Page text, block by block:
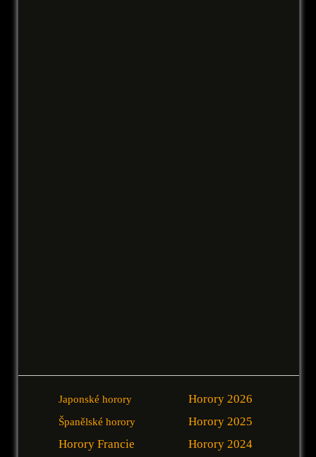
Japonské horory
Španělské horory
Horory Francie
Horory 2026
Horory 2025
Horory 2024